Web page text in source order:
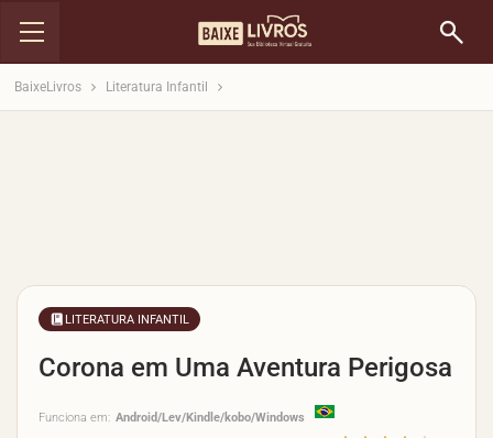
BaixeLivros Literatura Infantil
LITERATURA INFANTIL
Corona em Uma Aventura Perigosa
Funciona em: Android/Lev/Kindle/kobo/Windows